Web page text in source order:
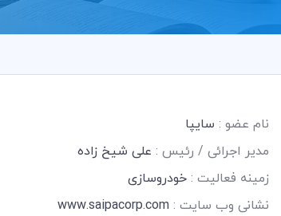
نام عضو : سایپا
مدیر اجرائی / رئیس : علی شیخ زاده
زمینه فعالیت : خودروسازی
نشانی وب سایت : www.saipacorp.com